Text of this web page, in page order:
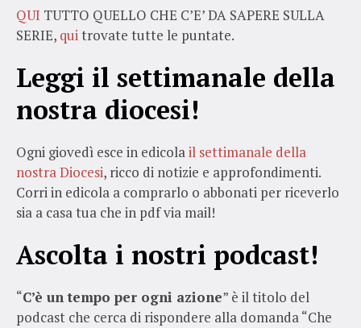
QUI TUTTO QUELLO CHE C’E’ DA SAPERE SULLA
SERIE, qui trovate tutte le puntate.
Leggi il settimanale della
nostra diocesi!
Ogni giovedì esce in edicola il settimanale della
nostra Diocesi, ricco di notizie e approfondimenti.
Corri in edicola a comprarlo o abbonati per riceverlo
sia a casa tua che in pdf via mail!
Ascolta i nostri podcast!
“C’è un tempo per ogni azione” è il titolo del
podcast che cerca di rispondere alla domanda “Che